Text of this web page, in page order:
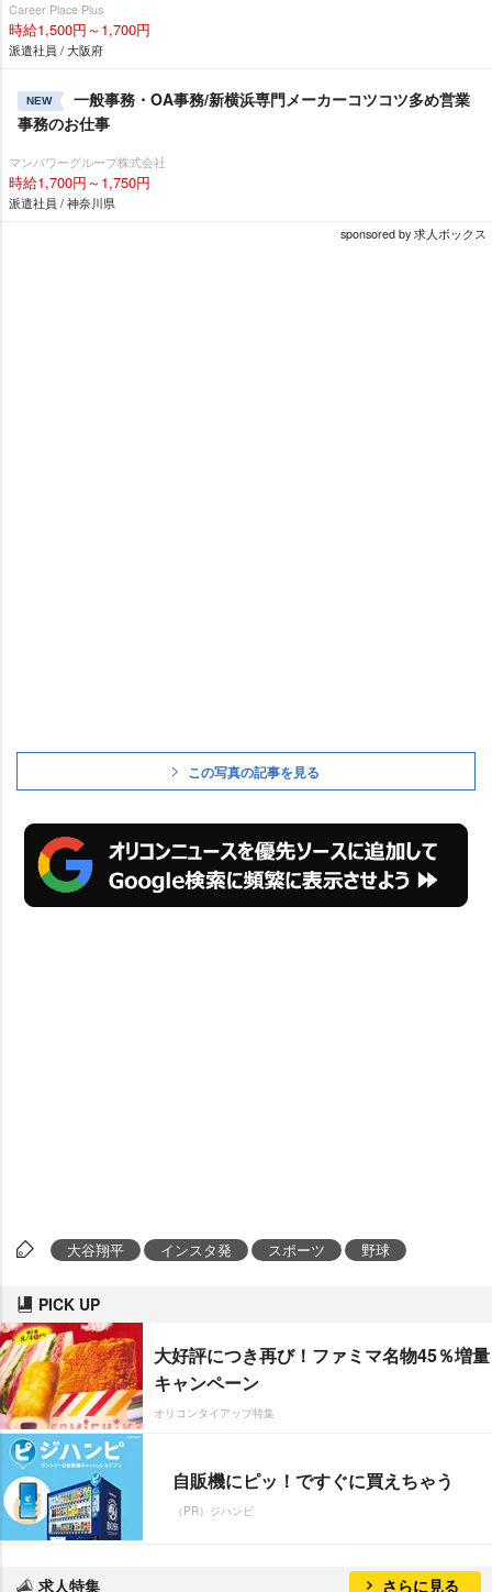
Career Place Plus
時給1,500円～1,700円
派遣社員 / 大阪府
NEW
一般事務・OA事務/新横浜専門メーカーコツコツ多め営業
事務のお仕事
マンパワーグループ株式会社
時給1,700円～1,750円
派遣社員 / 神奈川県
sponsored by 求人ボックス
この写真の記事を見る
大谷翔平 インスタ発 スポーツ 野球
PICK UP
大好評につき再び！ファミマ名物45％増量
キャンペーン
オリコンタイアップ特集
自販機にピッ！ですぐに買えちゃう
（PR）ジハンピ
求人特集 さらに見る